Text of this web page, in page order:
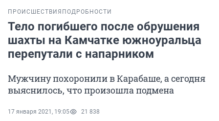
ПРОИСШЕСТВИЯ ПОДРОБНОСТИ
Тело погибшего после обрушения
шахты на Камчатке южноуральца
перепутали с напарником
Мужчину похоронили в Карабаше, а сегодня
выяснилось, что произошла подмена
17 января 2021, 19:05 21 838